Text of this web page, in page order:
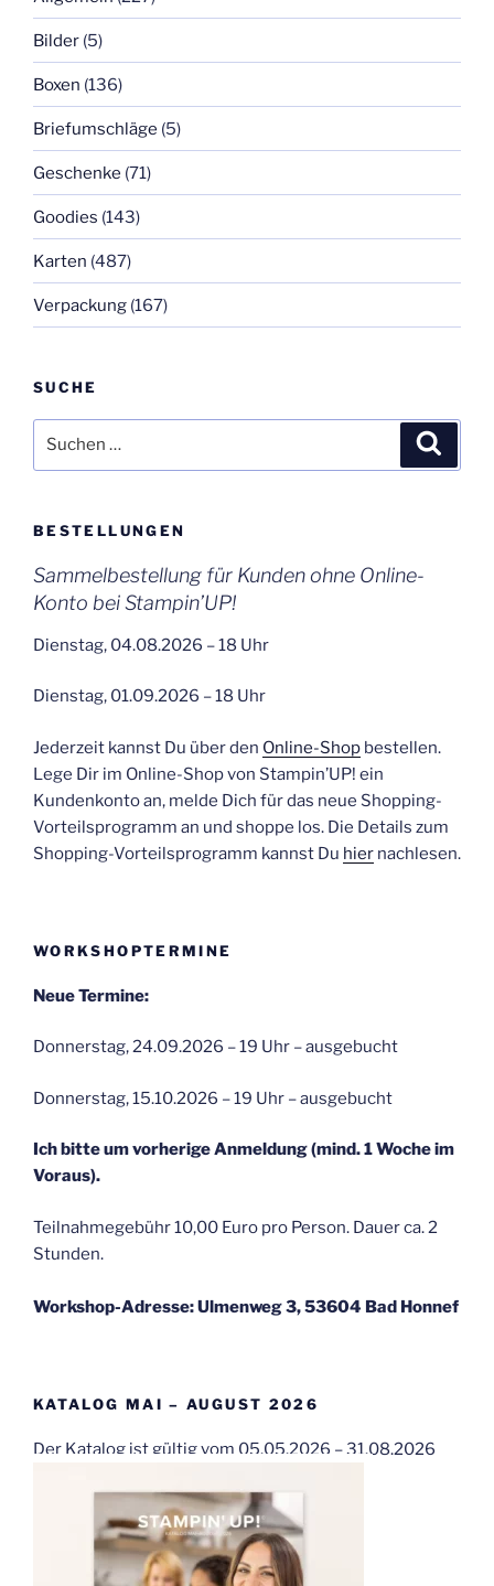
Bilder (5)
Boxen (136)
Briefumschläge (5)
Geschenke (71)
Goodies (143)
Karten (487)
Verpackung (167)
SUCHE
nach:
BESTELLUNGEN
Sammelbestellung für Kunden ohne Online-
Konto bei Stampin’UP!
Dienstag, 04.08.2026 – 18 Uhr
Dienstag, 01.09.2026 – 18 Uhr
Jederzeit kannst Du über den Online-Shop bestellen.
Lege Dir im Online-Shop von Stampin’UP! ein
Kundenkonto an, melde Dich für das neue Shopping-
Vorteilsprogramm an und shoppe los. Die Details zum
Shopping-Vorteilsprogramm kannst Du hier nachlesen.
WORKSHOPTERMINE
Neue Termine:
Donnerstag, 24.09.2026 – 19 Uhr – ausgebucht
Donnerstag, 15.10.2026 – 19 Uhr – ausgebucht
Ich bitte um vorherige Anmeldung (mind. 1 Woche im
Voraus).
Teilnahmegebühr 10,00 Euro pro Person. Dauer ca. 2
Stunden.
Workshop-Adresse: Ulmenweg 3, 53604 Bad Honnef
KATALOG MAI – AUGUST 2026
Der Katalog ist gültig vom 05.05.2026 – 31.08.2026